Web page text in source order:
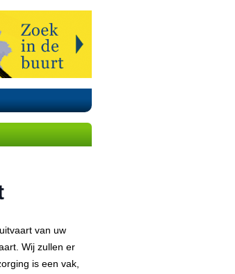
van uw
Wij zullen er
is een vak,